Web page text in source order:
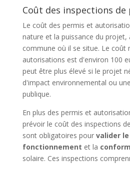
Coût des inspections
Le coût des permis et
nature et la puissance du projet,
commune où il se situe. Le coût
autorisations est d'environ 100
peut être plus élevé si le projet
d'impact environnemental ou
publique.
En plus des permis et
prévoir le coût des inspections
sont obligatoires pour valider
fonctionnement et la
solaire. Ces inspections